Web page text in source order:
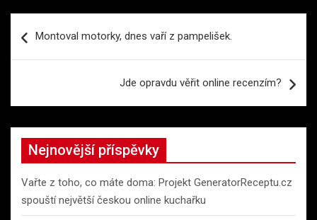
proMontoval motorky, dnes vaří z pampelišek.
Jde opravdu věřit online recenzím?
Nejnovější příspěvky
Vařte z toho, co máte doma: Projekt GeneratorReceptu.cz
spouští největší českou online kuchařku